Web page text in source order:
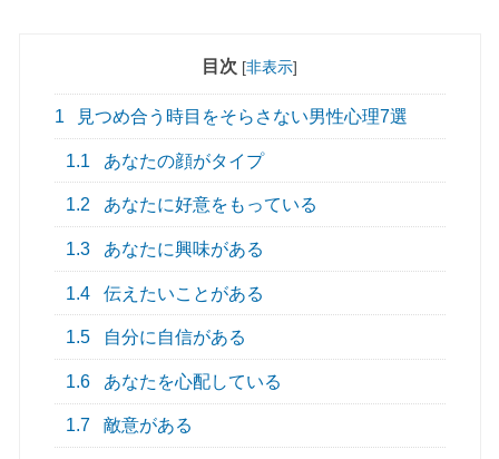
目次 [非表示]
1 見つめ合う時目をそらさない男性心理7選
1.1 あなたの顔がタイプ
1.2 あなたに好意をもっている
1.3 あなたに興味がある
1.4 伝えたいことがある
1.5 自分に自信がある
1.6 あなたを心配している
1.7 敵意がある